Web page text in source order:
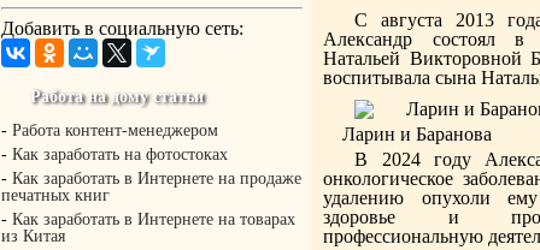
Добавить в социальную сеть:
Работа на дому статьи
- Работа контент-менеджером
- Как заработать на фотостоках
- Как заработать в Интернете на продаже
печатных книг
- Как заработать в Интернете на товарах
из Китая
С августа 2013
Александр состоял
Натальей Викторовной
воспитывала сына
Ларин и Баранова
В 2024 году
онкологическое
удалению опухоли ему
здоровье и
профессиональную